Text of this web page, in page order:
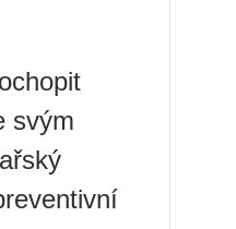
svým